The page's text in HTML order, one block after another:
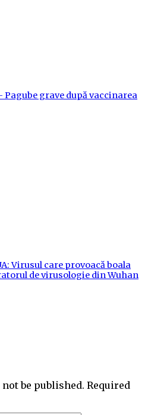
Pagube grave după vaccinarea
Virusul care provoacă boala
de virusologie din Wuhan
be published. Required